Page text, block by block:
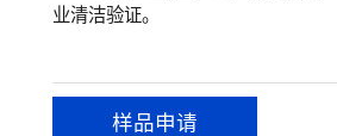
业清洁验证。
样品申请